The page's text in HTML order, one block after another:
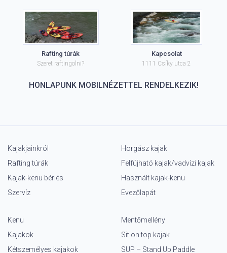
Rafting túrák
Szeret raftingolni?
Kapcsolat
1111 Csíky utca 2
HONLAPUNK MOBILNÉZETTEL RENDELKEZIK!
Kajakjainkról
Rafting túrák
Kajak-kenu bérlés
Szervíz
Horgász kajak
Felfújható kajak/vadvízi kajak
Használt kajak-kenu
Evezőlapát
Kenu
Kajakok
Kétszemélyes kajakok
Mentőmellény
Sit on top kajak
SUP – Stand Up Paddle